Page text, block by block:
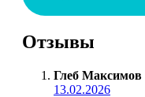
Отзывы
Глеб Максимов
13.02.2026